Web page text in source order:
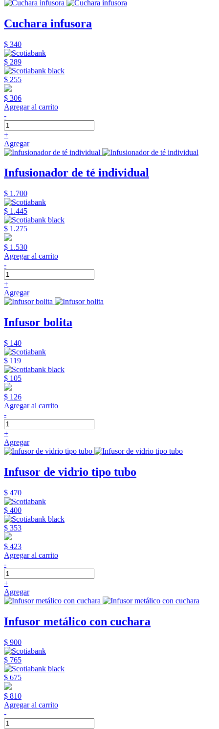
Cuchara infusora
$ 340
$ 289
$ 255
$ 306
Agregar al carrito
-
+
Agregar
Infusionador de té individual
$ 1.700
$ 1.445
$ 1.275
$ 1.530
Agregar al carrito
-
+
Agregar
Infusor bolita
$ 140
$ 119
$ 105
$ 126
Agregar al carrito
-
+
Agregar
Infusor de vidrio tipo tubo
$ 470
$ 400
$ 353
$ 423
Agregar al carrito
-
+
Agregar
Infusor metálico con cuchara
$ 900
$ 765
$ 675
$ 810
Agregar al carrito
-